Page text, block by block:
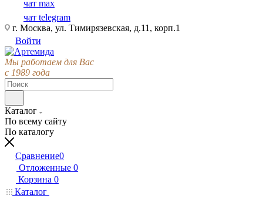
чат max
чат telegram
г. Москва, ул. Тимирязевская, д.11, корп.1
Войти
Мы работаем для Вас
с 1989 года
Каталог
По всему сайту
По каталогу
Сравнение0
Отложенные 0
Корзина 0
Каталог